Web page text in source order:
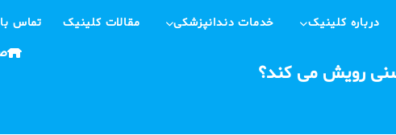
درباره کلینیک خدمات دندانپزشکی مقالات کلینیک تماس
رویش می کند؟